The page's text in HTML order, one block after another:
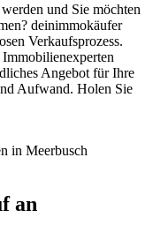
und Sie möchten
deinimmokäufer
Verkaufsprozess.
Angebot für Ihre
Aufwand. Holen Sie
an